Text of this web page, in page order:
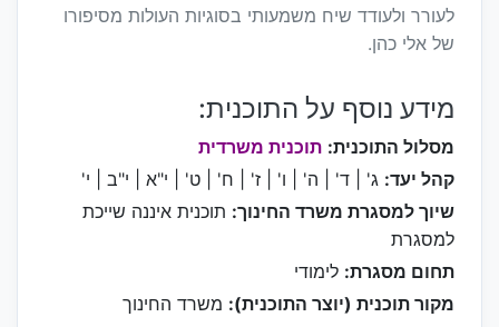
לעורר ולעודד שיח משמעותי בסוגיות העולות מסיפורו
של אלי כהן.
מידע נוסף על התוכנית:
מסלול התוכנית: תוכנית משרדית
קהל יעד: ג' | ד' | ה' | ו' | ז' | ח' | ט' | י"א | י"ב | י'
שיוך למסגרת משרד החינוך: תוכנית איננה שייכת
למסגרת
תחום מסגרת: לימודי
מקור תוכנית (יוצר התוכנית): משרד החינוך